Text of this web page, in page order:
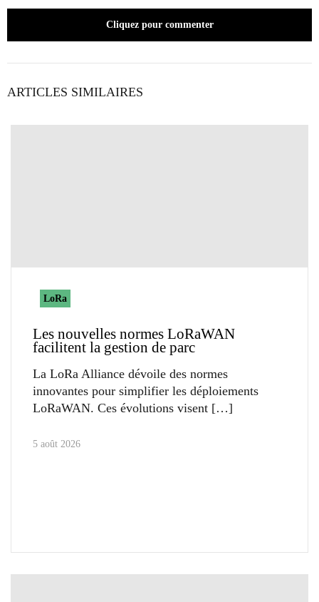
Cliquez pour commenter
ARTICLES SIMILAIRES
LoRa
Les nouvelles normes LoRaWAN
facilitent la gestion de parc
La LoRa Alliance dévoile des normes
innovantes pour simplifier les déploiements
LoRaWAN. Ces évolutions visent
5 août 2026